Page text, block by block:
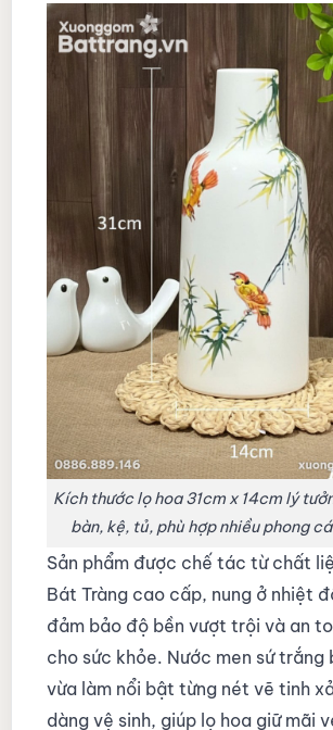
Kích thước lọ hoa 31cm x 14cm lý
bàn, kệ, tủ, phù hợp nhiều phong
Sản phẩm được chế tác từ chất
Bát Tràng cao cấp, nung ở nhiệt
đảm bảo độ bền vượt trội và an
cho sức khỏe. Nước men sứ trắng
vừa làm nổi bật từng nét vẽ tinh
dàng vệ sinh, giúp lọ hoa giữ mãi